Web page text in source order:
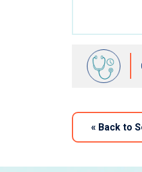
« Back to